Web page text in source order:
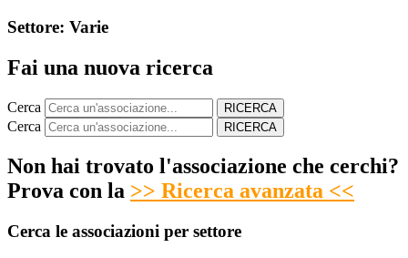
Settore: Varie
Fai una nuova ricerca
Cerca RICERCA
Cerca RICERCA
Non hai trovato l'associazione che cerchi?
Prova con la >> Ricerca avanzata <<
Cerca le associazioni per settore